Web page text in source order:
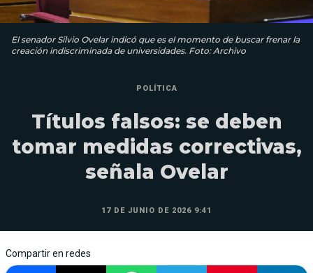
El senador Silvio Ovelar indicó que es el momento de buscar frenar la
creación indiscriminada de universidades. Foto: Archivo
POLÍTICA
Títulos falsos: se deben
tomar medidas correctivas,
señala Ovelar
17 DE JUNIO DE 2026 9:41
Compartir en redes